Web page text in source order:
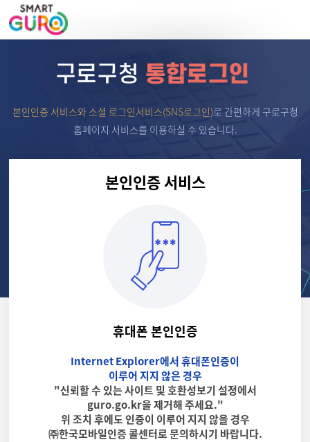
본인인증 서비스와 소셜 로그인서비스(SNS로그인)로 간편하게 구로구청
홈페이지 서비스를 이용하실 수 있습니다.
본인인증 서비스
휴대폰 본인인증
Internet Explorer에서 휴대폰인증이
이루어 지지 않은 경우
"신뢰할 수 있는 사이트 및 호환성보기 설정에서
guro.go.kr을 제거해 주세요."
위 조치 후에도 인증이 이루어 지지 않을 경우
㈜한국모바일인증 콜센터로 문의하시기 바랍니다.